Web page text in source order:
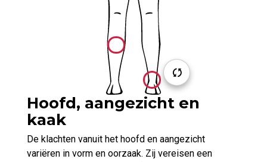
Hoofd, aangezicht en
kaak
De klachten vanuit het hoofd en aangezicht
variëren in vorm en oorzaak. Zij vereisen een